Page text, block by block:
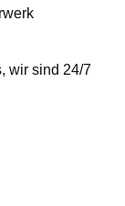
wir sind 24/7